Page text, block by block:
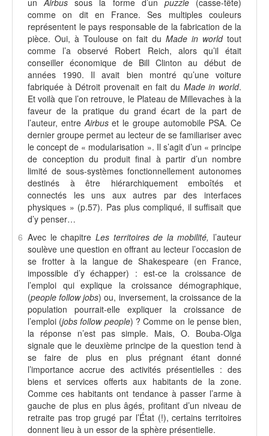
unAirbus sous la forme d’un puzzle(casse-tête)
comme on dit en France. Ses multiples couleurs
représentent le pays responsable de la fabrication de la
pièce. Oui, à Toulouse on fait du Made in worldtout
comme l’a observé Robert Reich, alors qu’il était
conseiller économique de Bill Clinton au début de
années 1990. Il avait bien montré qu’une voiture
fabriquée à Détroit provenait en fait du Made in world.
Et voilà que l’on retrouve, le Plateau de Millevaches à la
faveur de la pratique du grand écart de la part de
l’auteur, entreAirbuset le groupe automobile PSA. Ce
dernier groupe permet au lecteur de se familiariser avec
le concept de « modularisation ». Il s’agit d’un « principe
de conception du produit final à partir d’un nombre
limité de sous-systèmes fonctionnellement autonomes
destinés à être hiérarchiquement emboîtés et
connectés les uns aux autres par des interfaces
physiques » (p.57). Pas plus compliqué, il suffisait que
d’y penser…
6 Avec le chapitre Les territoires de la mobilité, l’auteur
soulève une question en offrant au lecteur l’occasion de
se frotter à la langue de Shakespeare (en France,
impossible d’y échapper) : est-ce la croissance de
l’emploi qui explique la croissance démographique,
(people follow jobs) ou, inversement, la croissance de la
population pourrait-elle expliquer la croissance de
l’emploi (jobs follow people) ? Comme on le pense bien,
la réponse n’est pas simple. Mais, O. Bouba-Olga
signale que le deuxième principe de la question tend à
se faire de plus en plus prégnant étant donné
l’importance accrue des activités présentielles : des
biens et services offerts aux habitants de la zone.
Comme ces habitants ont tendance à passer l’arme à
gauche de plus en plus âgés, profitant d’un niveau de
retraite pas trop grugé par l’État (!), certains territoires
donnent lieu à un essor de la sphère présentielle.